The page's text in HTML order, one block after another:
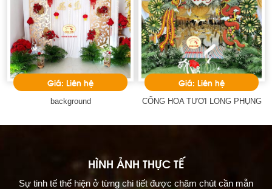
Giá: Liên hệ
background
Giá: Liên hệ
CỔNG HOA TƯƠI LONG PHỤNG
HÌNH ẢNH THỰC TẾ
Sự tinh tế thể hiện ở từng chi tiết được chăm chút cần mẫn